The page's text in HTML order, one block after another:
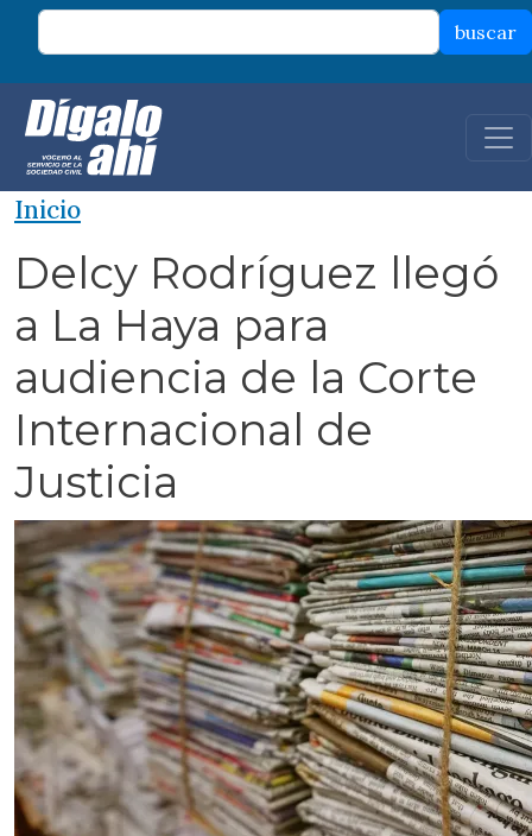
Pasar al contenido principal
buscar
Inicio
Delcy Rodríguez llegó
a La Haya para
audiencia de la Corte
Internacional de
Justicia